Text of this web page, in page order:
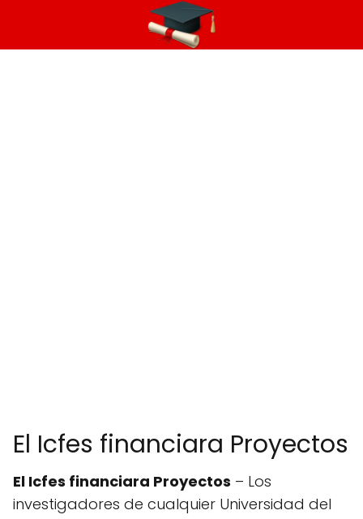
El Icfes financiara Proyectos
El Icfes financiara Proyectos – Los
investigadores de cualquier Universidad del